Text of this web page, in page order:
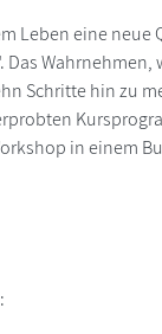
Leben eine neue
Schritte hin zu
in einem